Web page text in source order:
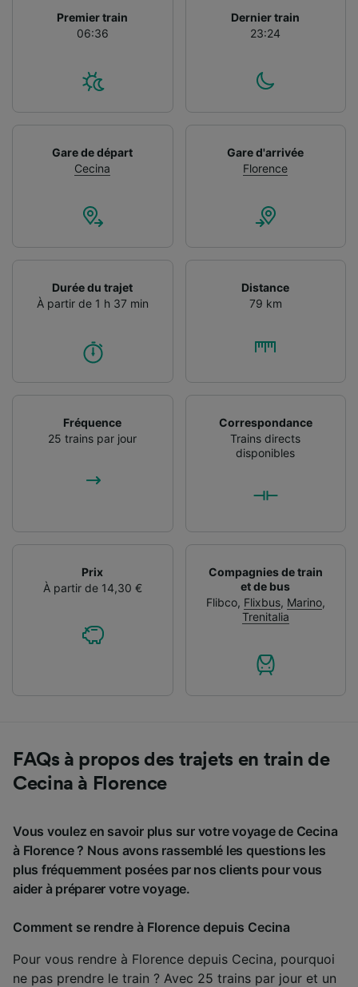
Premier train
06:36
Dernier train
23:24
Gare de départ
Cecina
Gare d'arrivée
Florence
Durée du trajet
À partir de 1 h 37 min
Distance
79 km
Fréquence
25 trains par jour
Correspondance
Trains directs
disponibles
Prix
À partir de 14,30 €
Compagnies de train
et de bus
Flibco, Flixbus, Marino,
Trenitalia
FAQs à propos des trajets en train de
Cecina à Florence
Vous voulez en savoir plus sur votre voyage de Cecina
à Florence ? Nous avons rassemblé les questions les
plus fréquemment posées par nos clients pour vous
aider à préparer votre voyage.
Comment se rendre à Florence depuis Cecina
Pour vous rendre à Florence depuis Cecina, pourquoi
ne pas prendre le train ? Avec 25 trains par jour et un